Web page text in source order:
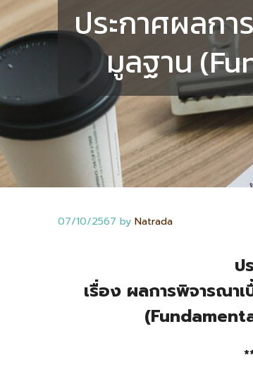
ประกาศผลกา
มูลฐาน
07/10/2567 by Natrada
ป
เรื่อง ผลการพิจารณา
(